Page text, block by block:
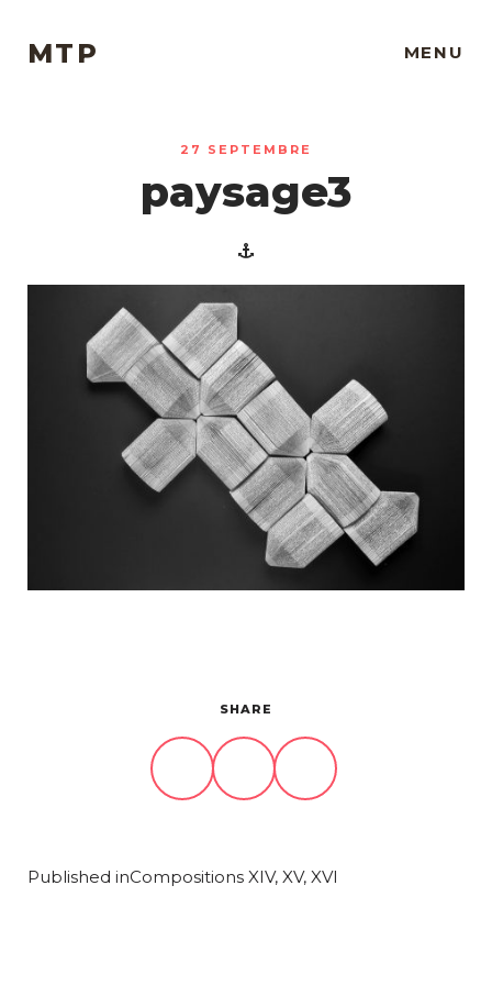
MTP MENU
Projets
À propos
27 SEPTEMBRE
paysage3
SHARE
Published inCompositions XIV, XV, XVI